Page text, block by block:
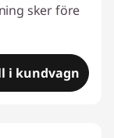
sker före
i kundvagn